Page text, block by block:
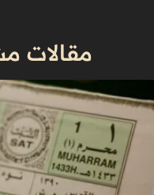
مقالات